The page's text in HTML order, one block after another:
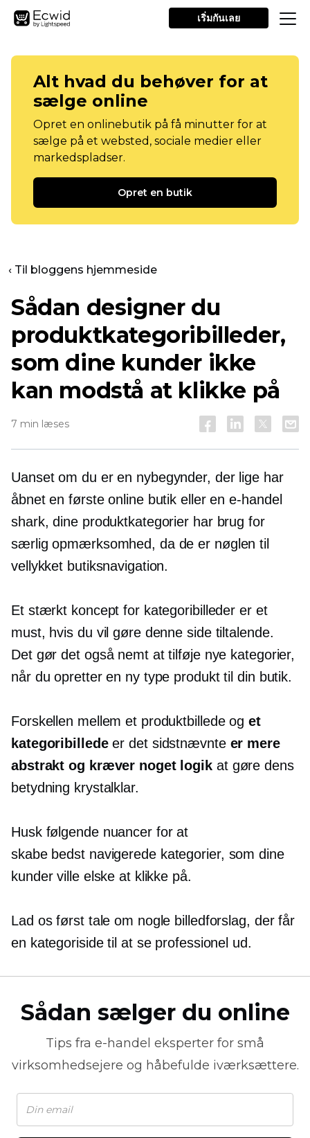
เริ่มกันเลย
Alt hvad du behøver for at
sælge online
Opret en onlinebutik på få minutter for at
sælge på et websted, sociale medier eller
markedspladser.
Opret en butik
‹ Til bloggens hjemmeside
Sådan designer du
produktkategoribilleder,
som dine kunder ikke
kan modstå at klikke på
7 min læses
Uanset om du er en nybegynder, der lige har
åbnet en første online butik eller ene-handel
shark, dine produktkategorier har brug for
særlig opmærksomhed, da de er nøglen til
vellykket butiksnavigation.
Et stærkt koncept for kategoribilleder er et
must, hvis du vil gøre denne side tiltalende.
Det gør det også nemt at tilføje nye kategorier,
når du opretter en ny type produkt til din butik.
Forskellen mellem et produktbillede oget
kategoribilledeer det sidstnævnte er mere
abstrakt og kræver noget logik at gøre dens
betydning krystalklar.
Husk følgende nuancer for at
skabe bedst navigeredekategorier, som dine
kunder ville elske at klikke på.
Lad os først tale om nogle billedforslag, der får
en kategoriside til at se professionel ud.
Sådan sælger du online
Tips fra e-handel eksperter for små
virksomhedsejere og håbefulde iværksættere.